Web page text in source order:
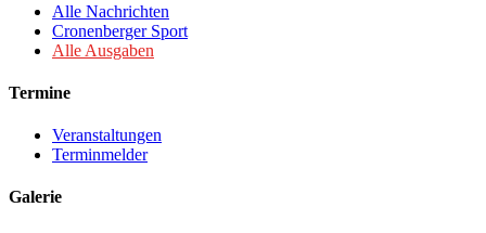
Alle Nachrichten
Cronenberger Sport
Alle Ausgaben
Termine
Veranstaltungen
Terminmelder
Galerie